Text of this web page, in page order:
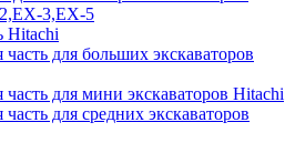
3,EX-5
Hitachi
часть для больших экскаваторов
часть для мини экскаваторов Hitachi
часть для средних экскаваторов